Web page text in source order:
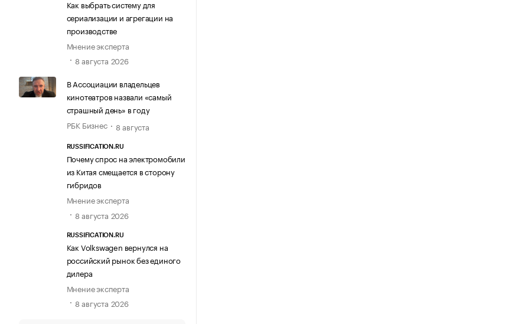
Как выбрать систему для
сериализации и агрегации на
производстве
Мнение эксперта
8 августа 2026
В Ассоциации владельцев
кинотеатров назвали «самый
страшный день» в году
РБК Бизнес
8 августа
RUSSIFICATION.RU
Почему спрос на электромобили
из Китая смещается в сторону
гибридов
Мнение эксперта
8 августа 2026
RUSSIFICATION.RU
Как Volkswagen вернулся на
российский рынок без единого
дилера
Мнение эксперта
8 августа 2026